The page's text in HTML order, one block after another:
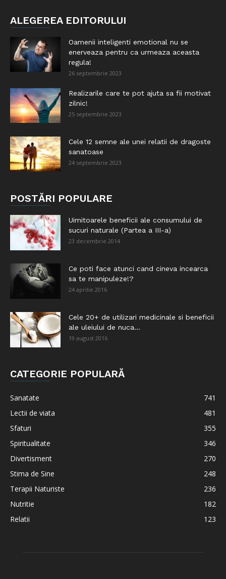
ALEGEREA EDITORULUI
Oamenii inteligenti emotional nu se
enerveaza pentru ca urmeaza aceasta
regula!
26 septembrie 2023
Realizarile care te pot ajuta sa fii motivat
zilnic!
25 septembrie 2023
Cele 12 semne ale unei relatii de dragoste
sanatoase
24 septembrie 2023
POSTĂRI POPULARE
Uimitoarele beneficii ale consumului de
sucuri naturale (Partea a III-a)
23 decembrie 2014
Ce poti face atunci cand cineva incearca
sa te manipuleze!?
24 aprilie 2016
Cele 20+ de utilizari medicinale si beneficii
ale uleiului de nuca...
19 august 2016
CATEGORIE POPULARĂ
Sanatate
741
Lectii de viata
481
Sfaturi
355
Spiritualitate
346
Divertisment
270
Stima de Sine
248
Terapii Naturiste
236
Nutritie
182
Relatii
123